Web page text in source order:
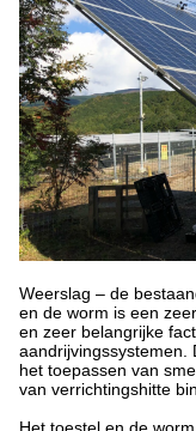
Weerslag – de
en de worm is een
en zeer belangrijke
aandrijvingssystemen.
het toepassen van
van verrichtingshitte
Het toestel en de